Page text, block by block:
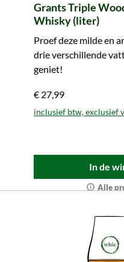
Grants Triple
Whisky (liter)
Proef deze milde en
drie verschillende
geniet!
€ 27,99
inclusief btw, exclusief
In de
Alle